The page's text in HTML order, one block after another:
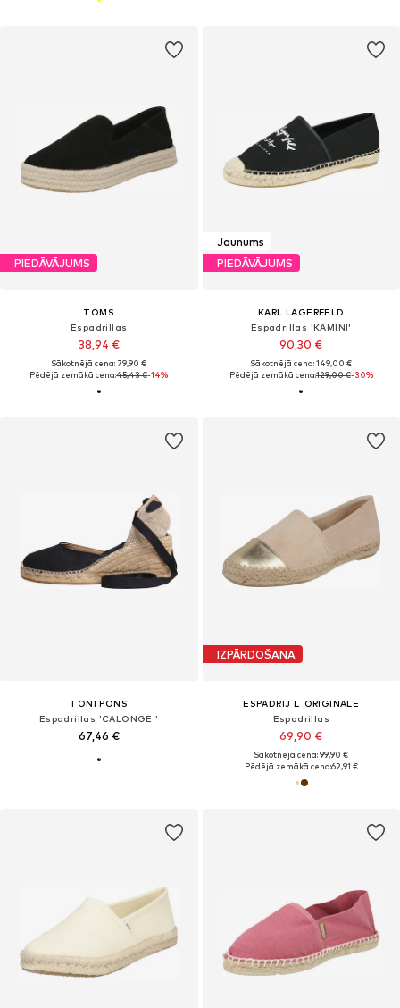
PIEDĀVĀJUMS
TOMS
Espadrillas
38,94 €
Sākotnējā cena: 79,90 €
Pēdējā zemākā cena:45,43 €-14%
Jaunums
PIEDĀVĀJUMS
KARL LAGERFELD
Espadrillas 'KAMINI'
90,30 €
Sākotnējā cena: 149,00 €
Pēdējā zemākā cena:129,00 €-30%
TONI PONS
Espadrillas 'CALONGE '
67,46 €
IZPĀRDOŠANA
ESPADRIJ L´ORIGINALE
Espadrillas
69,90 €
Sākotnējā cena: 99,90 €
Pēdējā zemākā cena:62,91 €